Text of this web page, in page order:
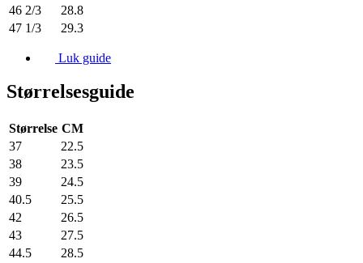
46 2/3
28.8
47 1/3
29.3
Luk guide
Størrelsesguide
Størrelse CM
37
22.5
38
23.5
39
24.5
40.5
25.5
42
26.5
43
27.5
44.5
28.5